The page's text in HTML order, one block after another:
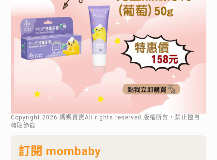
Copyright 2026 .媽媽寶寶All rights reserved.版權所有，禁止擅自
轉貼節錄
訂閱 mombaby